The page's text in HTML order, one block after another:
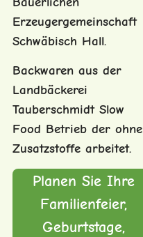
Erzeugergemeinschaft
Schwäbisch Hall.
Backwaren aus der
Landbäckerei
Tauberschmidt Slow
Food Betrieb der ohne
Zusatzstoffe arbeitet.
Planen Sie Ihre
Familienfeier,
Geburtstage,